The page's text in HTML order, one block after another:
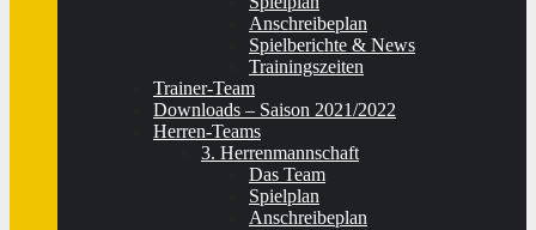
Anschreibeplan
Spielberichte & News
Trainingszeiten
Trainer-Team
Downloads – Saison 2021/2022
Herren-Teams
3. Herrenmannschaft
Das Team
Spielplan
Anschreibeplan